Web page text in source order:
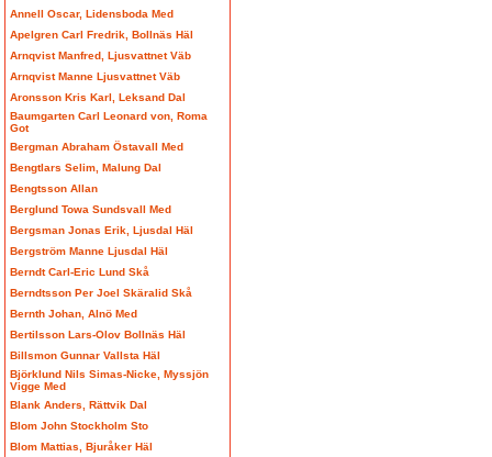
Annell Oscar, Lidensboda Med
Apelgren Carl Fredrik, Bollnäs Häl
Arnqvist Manfred, Ljusvattnet Väb
Arnqvist Manne Ljusvattnet Väb
Aronsson Kris Karl, Leksand Dal
Baumgarten Carl Leonard von, Roma
Got
Bergman Abraham Östavall Med
Bengtlars Selim, Malung Dal
Bengtsson Allan
Berglund Towa Sundsvall Med
Bergsman Jonas Erik, Ljusdal Häl
Bergström Manne Ljusdal Häl
Berndt Carl-Eric Lund Skå
Berndtsson Per Joel Skäralid Skå
Bernth Johan, Alnö Med
Bertilsson Lars-Olov Bollnäs Häl
Billsmon Gunnar Vallsta Häl
Björklund Nils Simas-Nicke, Myssjön
Vigge Med
Blank Anders, Rättvik Dal
Blom John Stockholm Sto
Blom Mattias, Bjuråker Häl